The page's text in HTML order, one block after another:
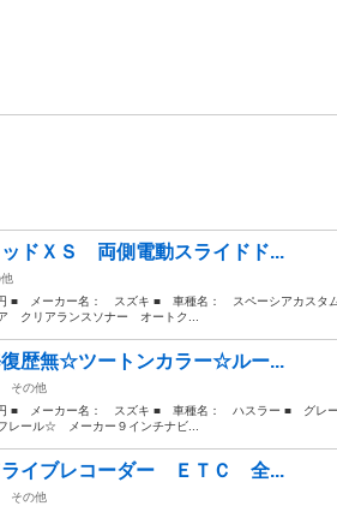
ドＸＳ 両側電動スライドド...
■ メーカー名： スズキ ■ 車種名： スペーシアカスタ
クリアランスソナー オートク...
復歴無☆ツートンカラー☆ルー...
その他
■ メーカー名： スズキ ■ 車種名： ハスラー ■ グレ
レール☆ メーカー９インチナビ...
ライブレコーダー ＥＴＣ 全...
その他